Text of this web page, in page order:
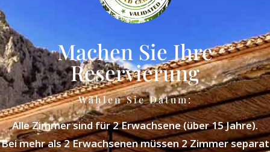
Machen Sie Ihre
Reservierung
Wählen Sie Datum:
Alle Zimmer sind für 2 Erwachsene (über 15 Jahre).
Bei mehr als 2 Erwachsenen müssen 2 Zimmer separat